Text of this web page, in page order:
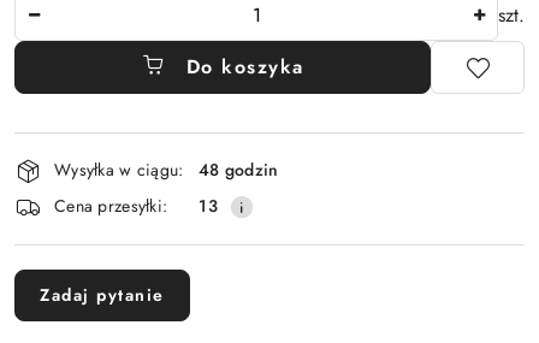
szt.
Do koszyka
Dostępność
i
dostawa
Wysyłka w ciągu:
48 godzin
Cena przesyłki:
13
Zadaj pytanie